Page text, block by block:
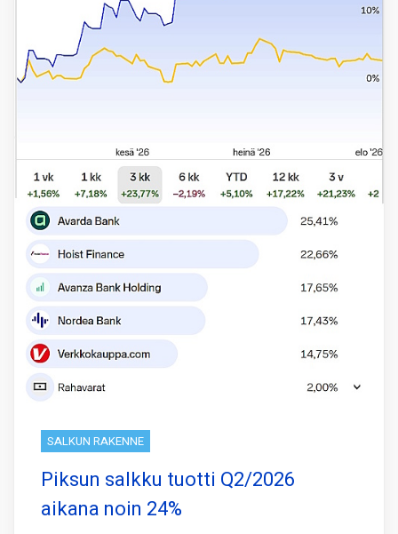
SALKUN RAKENNE
Piksun salkku tuotti Q2/2026
aikana noin 24%